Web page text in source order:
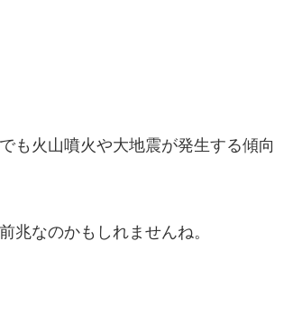
も火山噴火や大地震が発生する傾向
兆なのかもしれませんね。